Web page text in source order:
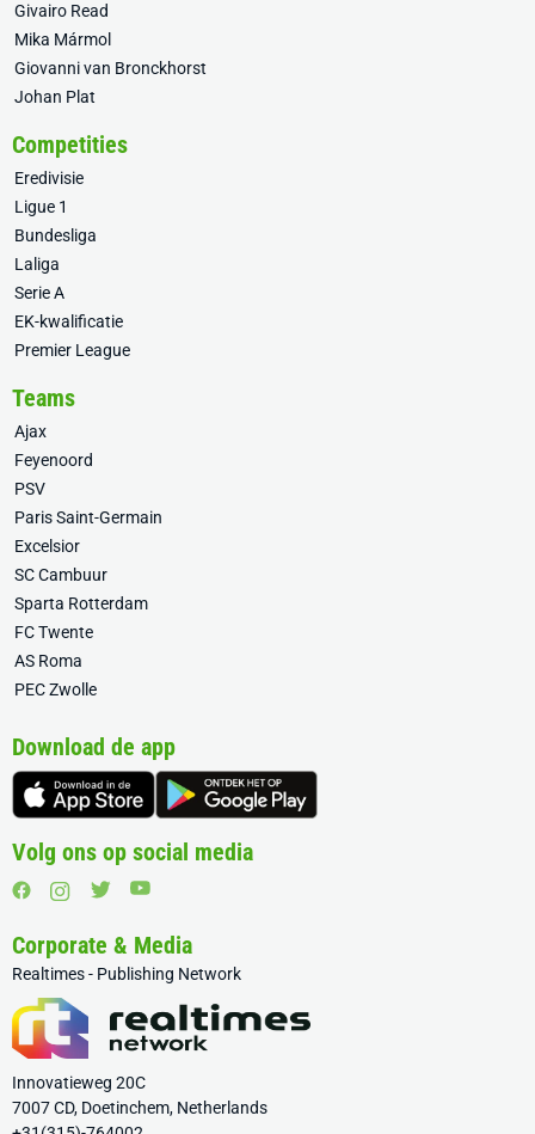
Givairo Read
Mika Mármol
Giovanni van Bronckhorst
Johan Plat
Competities
Eredivisie
Ligue 1
Bundesliga
Laliga
Serie A
EK-kwalificatie
Premier League
Teams
Ajax
Feyenoord
PSV
Paris Saint-Germain
Excelsior
SC Cambuur
Sparta Rotterdam
FC Twente
AS Roma
PEC Zwolle
Download de app
Volg ons op social media
Corporate & Media
Realtimes - Publishing Network
Innovatieweg 20C
7007 CD, Doetinchem, Netherlands